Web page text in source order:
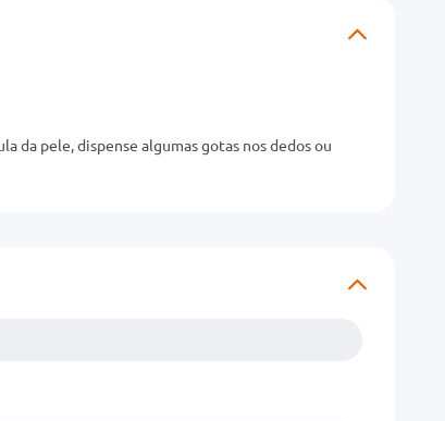
da pele, dispense algumas gotas nos dedos ou